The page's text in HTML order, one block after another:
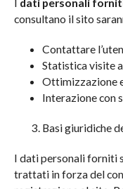
consultano il sito
Contattare
Statistica visite
Ottimizzazione
Interazione con
Basi giuridiche
I dati personali forniti
trattati in forza del